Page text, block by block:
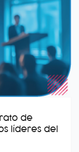
de
líderes del